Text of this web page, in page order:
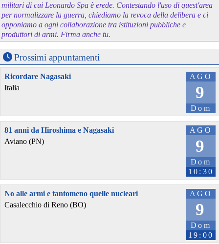
militari di cui Leonardo Spa è erede. Contestando l'uso di quest'area
per normalizzare la guerra, chiediamo la revoca della delibera e ci
opponiamo a ogni collaborazione tra istituzioni pubbliche e
produttori di armi. Firma anche tu.
Prossimi appuntamenti
AGO
9
Dom
Ricordare Nagasaki
Italia
AGO
9
Dom
10:30
81 anni da Hiroshima e Nagasaki
Aviano (PN)
AGO
9
Dom
19:00
No alle armi e tantomeno quelle nucleari
Casalecchio di Reno (BO)